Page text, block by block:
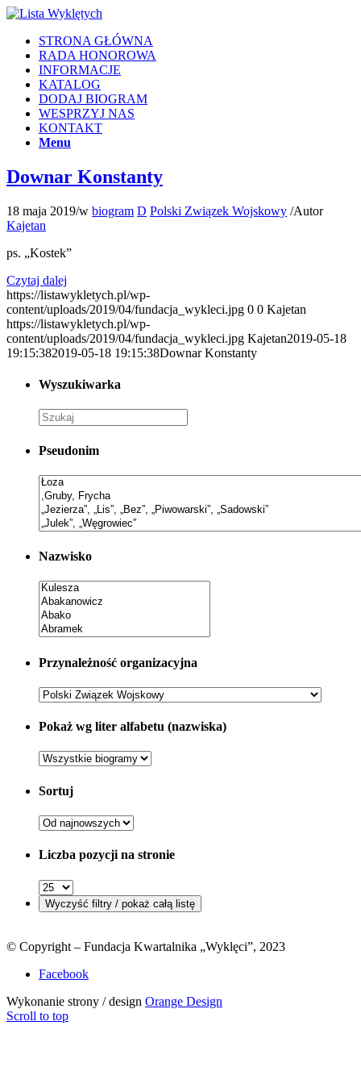
STRONA GŁÓWNA
RADA HONOROWA
INFORMACJE
KATALOG
DODAJ BIOGRAM
WESPRZYJ NAS
KONTAKT
Menu
Downar Konstanty
18 maja 2019/w biogram D Polski Związek Wojskowy /Autor
Kajetan
ps. „Kostek”
Czytaj dalej
https://listawykletych.pl/wp-
content/uploads/2019/04/fundacja_wykleci.jpg 0 0 Kajetan
https://listawykletych.pl/wp-
content/uploads/2019/04/fundacja_wykleci.jpg Kajetan2019-05-18
19:15:382019-05-18 19:15:38Downar Konstanty
Wyszukiwarka
Pseudonim
Nazwisko
Przynależność organizacyjna
Pokaż wg liter alfabetu (nazwiska)
Sortuj
Liczba pozycji na stronie
© Copyright – Fundacja Kwartalnika „Wyklęci”, 2023
Facebook
Wykonanie strony / design Orange Design
Scroll to top